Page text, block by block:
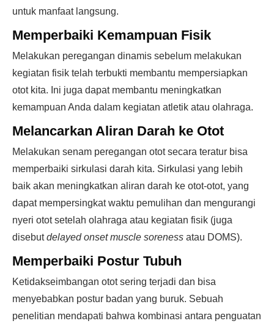
untuk manfaat langsung.
Memperbaiki Kemampuan Fisik
Melakukan peregangan dinamis sebelum melakukan
kegiatan fisik telah terbukti membantu mempersiapkan
otot kita. Ini juga dapat membantu meningkatkan
kemampuan Anda dalam kegiatan atletik atau olahraga.
Melancarkan Aliran Darah ke Otot
Melakukan senam peregangan otot secara teratur bisa
memperbaiki sirkulasi darah kita. Sirkulasi yang lebih
baik akan meningkatkan aliran darah ke otot-otot, yang
dapat mempersingkat waktu pemulihan dan mengurangi
nyeri otot setelah olahraga atau kegiatan fisik (juga
disebutdelayed onset muscle soreness atau DOMS).
Memperbaiki Postur Tubuh
Ketidakseimbangan otot sering terjadi dan bisa
menyebabkan postur badan yang buruk. Sebuah
penelitian mendapati bahwa kombinasi antara penguatan